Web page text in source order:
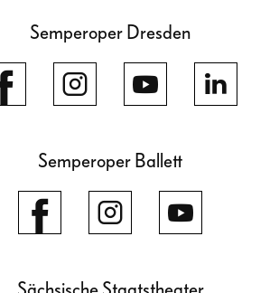
Semperoper Dresden
Semperoper Ballett